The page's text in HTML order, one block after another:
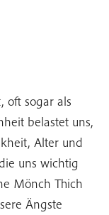
oft sogar als
belastet uns,
Alter und
uns wichtig
Mönch Thich
Ängste